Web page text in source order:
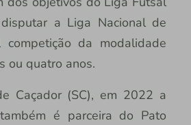
a Liga Nacional de
competição da modalidade
ou quatro anos.
Caçador (SC), em 2022 a
é parceira do Pato